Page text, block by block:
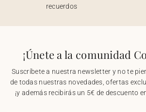
recuerdos
¡Únete a la comunidad
Suscríbete a nuestra newsletter y no te
de todas nuestras novedades, ofertas
¡y además recibirás un 5€ de descuento